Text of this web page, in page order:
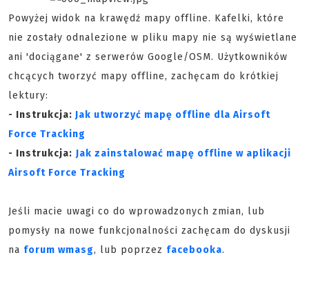
Powyżej widok na krawędź mapy offline. Kafelki, które
nie zostały odnalezione w pliku mapy nie są wyświetlane
ani 'dociągane' z serwerów Google/OSM. Użytkowników
chcących tworzyć mapy offline, zachęcam do krótkiej
lektury:
- Instrukcja: Jak utworzyć mapę offline dla Airsoft
Force Tracking
- Instrukcja: Jak zainstalować mapę offline w aplikacji
Airsoft Force Tracking
Jeśli macie uwagi co do wprowadzonych zmian, lub
pomysły na nowe funkcjonalności zachęcam do dyskusji
na forum wmasg, lub poprzez facebooka.